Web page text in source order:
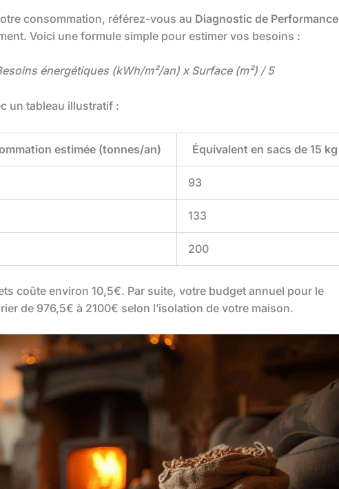
consommation, référez-vous au Diagnostic de Performance
Voici une formule simple pour estimer vos besoins :
énergétiques (kWh/m²/an) x Surface (m²) / 5
un tableau illustratif :
estimée (tonnes/an) Équivalent en sacs de 15 kg
93
133
200
coûte environ 10,5€. Par suite, votre budget annuel pour le
de 976,5€ à 2100€ selon l’isolation de votre maison.